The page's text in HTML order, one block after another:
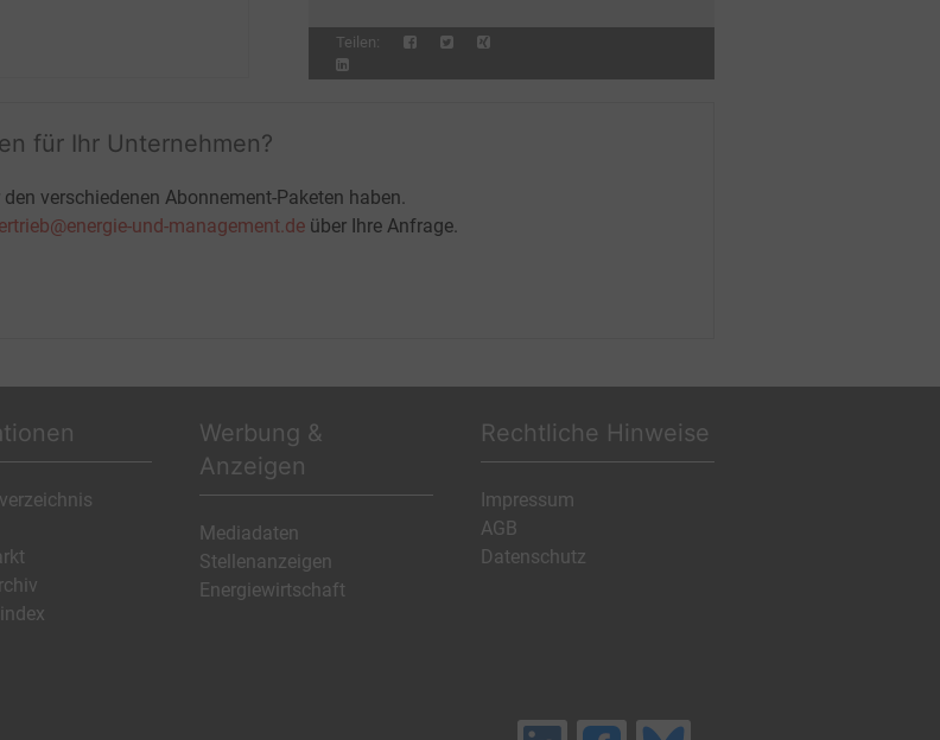
Teilen:
für Ihr Unternehmen?
verschiedenen Abonnement-Paketen haben.
und-management.de über Ihre Anfrage.
Werbung &
Anzeigen
Mediadaten
Stellenanzeigen
Energiewirtschaft
Rechtliche Hinweise
Impressum
AGB
Datenschutz